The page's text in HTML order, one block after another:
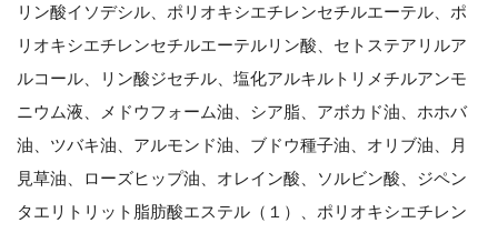
リン酸イソデシル、ポリオキシエチレンセチルエーテル、ポ
リオキシエチレンセチルエーテルリン酸、セトステアリルア
ルコール、リン酸ジセチル、塩化アルキルトリメチルアンモ
ニウム液、メドウフォーム油、シア脂、アボカド油、ホホバ
油、ツバキ油、アルモンド油、ブドウ種子油、オリブ油、月
見草油、ローズヒップ油、オレイン酸、ソルビン酸、ジペン
タエリトリット脂肪酸エステル（１）、ポリオキシエチレン